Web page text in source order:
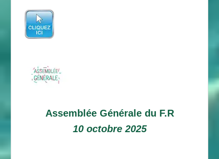
Assemblée Générale du F.R
10 octobre 2025